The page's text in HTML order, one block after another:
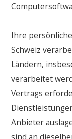
Ihre
Schweiz
Ländern,
verarbeitet
Vertrags
Anbieter